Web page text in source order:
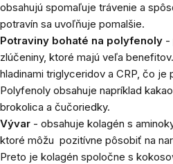
obsahujú spomaľuje trávenie a
potravín sa uvoľňuje pomalšie.
Potraviny bohaté na polyfenoly -
zlúčeniny, ktoré majú veľa
hladinami triglyceridov a CRP, čo
Polyfenoly obsahuje napríklad
brokolica a čučoriedky.
Vývar - obsahuje kolagén s
ktoré môžu pozitívne pôsobiť na
Preto je kolagén spoločne s